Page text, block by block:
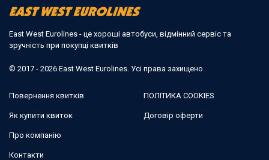
East West Eurolines - це хороші автобуси, відмінний сервіс та
зручність при покупці квитків
© 2017 - 2026 East West Eurolines. Усі права захищено
Повернення квитків
Як купити квиток
Про компанію
Контакти
ПОЛІТИКА COOKIES
Договір оферти